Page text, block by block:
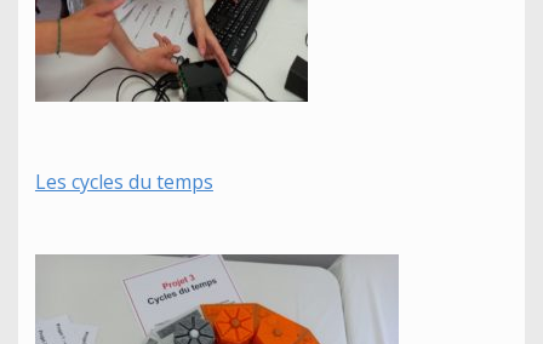
Les cycles du temps